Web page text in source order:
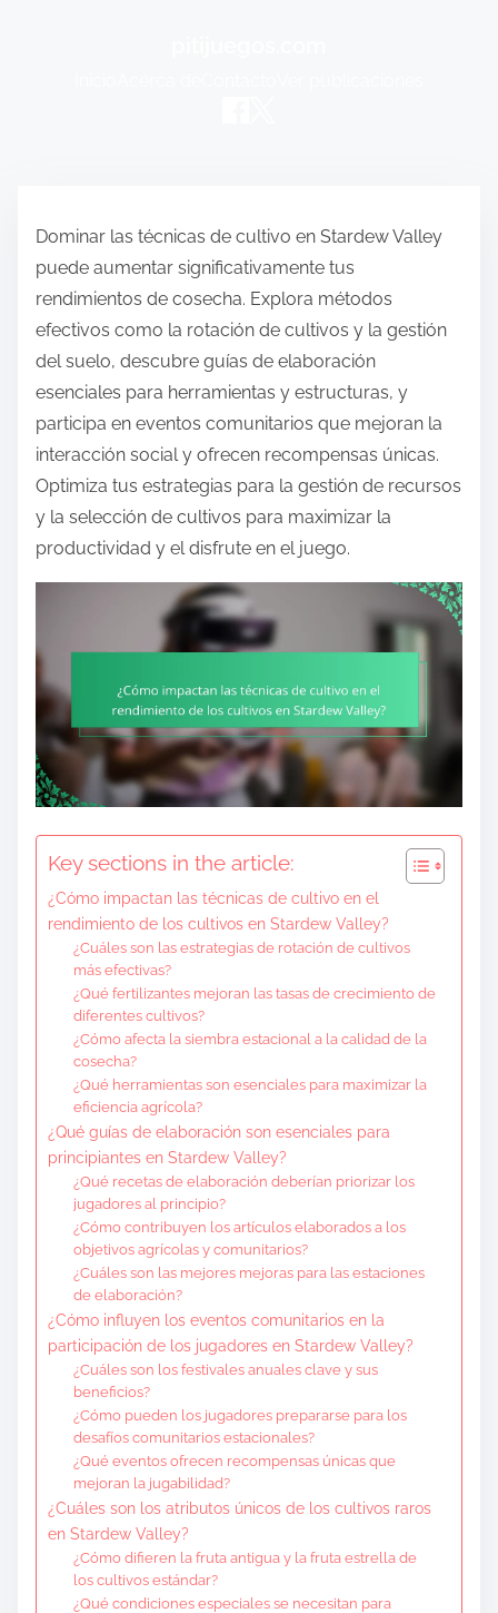
Dominar las técnicas de cultivo en Stardew Valley
puede aumentar significativamente tus
rendimientos de cosecha. Explora métodos
efectivos como la rotación de cultivos y la gestión
del suelo, descubre guías de elaboración
esenciales para herramientas y estructuras, y
participa en eventos comunitarios que mejoran la
interacción social y ofrecen recompensas únicas.
Optimiza tus estrategias para la gestión de recursos
y la selección de cultivos para maximizar la
productividad y el disfrute en el juego.
Key sections in the article:
¿Cómo impactan las técnicas de cultivo en el
rendimiento de los cultivos en Stardew Valley?
¿Cuáles son las estrategias de rotación de cultivos
más efectivas?
¿Qué fertilizantes mejoran las tasas de crecimiento de
diferentes cultivos?
¿Cómo afecta la siembra estacional a la calidad de la
cosecha?
¿Qué herramientas son esenciales para maximizar la
eficiencia agrícola?
¿Qué guías de elaboración son esenciales para
principiantes en Stardew Valley?
¿Qué recetas de elaboración deberían priorizar los
jugadores al principio?
¿Cómo contribuyen los artículos elaborados a los
objetivos agrícolas y comunitarios?
¿Cuáles son las mejores mejoras para las estaciones
de elaboración?
¿Cómo influyen los eventos comunitarios en la
participación de los jugadores en Stardew Valley?
¿Cuáles son los festivales anuales clave y sus
beneficios?
¿Cómo pueden los jugadores prepararse para los
desafíos comunitarios estacionales?
¿Qué eventos ofrecen recompensas únicas que
mejoran la jugabilidad?
¿Cuáles son los atributos únicos de los cultivos raros
en Stardew Valley?
¿Cómo difieren la fruta antigua y la fruta estrella de
los cultivos estándar?
¿Qué condiciones especiales se necesitan para